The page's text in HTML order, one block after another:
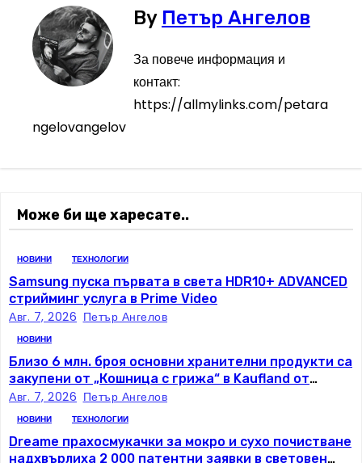
By Петър Ангелов
За повече информация и
контакт:
https://allmylinks.com/petara
ngelovangelov
Може би ще харесате..
НОВИНИ ТЕХНОЛОГИИ
Samsung пуска първата в света HDR10+ ADVANCED
стрийминг услуга в Prime Video
Авг. 7, 2026 Петър Ангелов
НОВИНИ
Близо 6 млн. броя основни хранителни продукти са
закупени от „Кошница с грижа“ в Kaufland от
старта на кампанията
Авг. 7, 2026 Петър Ангелов
НОВИНИ ТЕХНОЛОГИИ
Dreame прахосмукачки за мокро и сухо почистване
надхвърлиха 2 000 патентни заявки в световен